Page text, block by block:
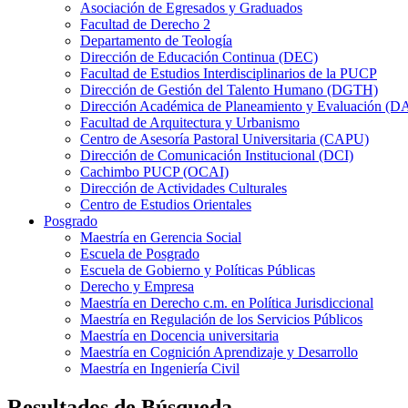
Asociación de Egresados y Graduados
Facultad de Derecho 2
Departamento de Teología
Dirección de Educación Continua (DEC)
Facultad de Estudios Interdisciplinarios de la PUCP
Dirección de Gestión del Talento Humano (DGTH)
Dirección Académica de Planeamiento y Evaluación
Facultad de Arquitectura y Urbanismo
Centro de Asesoría Pastoral Universitaria (CAPU)
Dirección de Comunicación Institucional (DCI)
Cachimbo PUCP (OCAI)
Dirección de Actividades Culturales
Centro de Estudios Orientales
Posgrado
Maestría en Gerencia Social
Escuela de Posgrado
Escuela de Gobierno y Políticas Públicas
Derecho y Empresa
Maestría en Derecho c.m. en Política Jurisdiccional
Maestría en Regulación de los Servicios Públicos
Maestría en Docencia universitaria
Maestría en Cognición Aprendizaje y Desarrollo
Maestría en Ingeniería Civil